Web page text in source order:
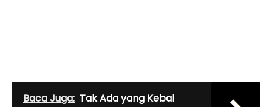
Baca Juga: Tak Ada yang Kebal